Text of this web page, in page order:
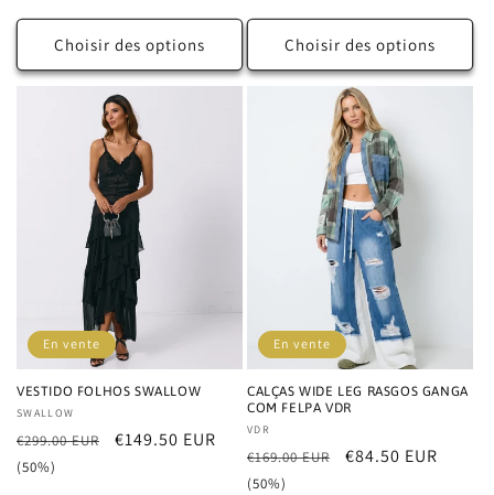
Choisir des options Choisir des options
En vente
VESTIDO FOLHOS SWALLOW
Distributeur :
SWALLOW
Prix
habituel
€299.00 EUR
Prix
€149.50 EUR
(50%)
En vente
CALÇAS WIDE LEG RASGOS GANGA
COM FELPA VDR
Distributeur :
VDR
Prix
habituel
€169.00 EUR
Prix
€84.50 EUR
(50%)